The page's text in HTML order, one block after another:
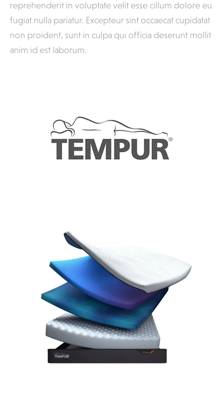
reprehenderit in voluptate velit esse cillum dolore eu
fugiat nulla pariatur. Excepteur sint occaecat cupidatat
non proident, sunt in culpa qui officia deserunt mollit
anim id est laborum.